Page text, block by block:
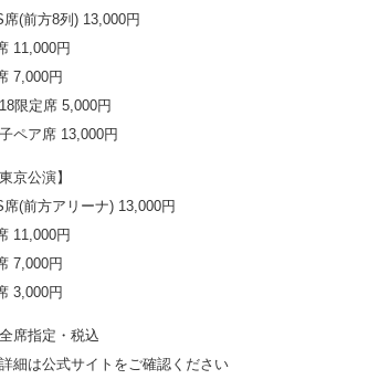
席(前方8列) 13,000円
11,000円
7,000円
限定席 5,000円
ペア席 13,000円
東京公演】
席(前方アリーナ) 13,000円
11,000円
7,000円
3,000円
席指定・税込
細は公式サイトをご確認ください